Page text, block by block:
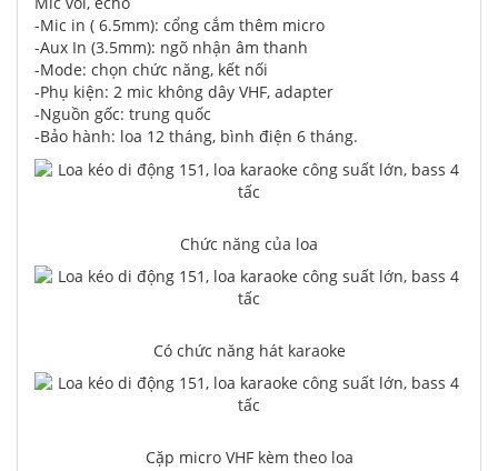
-Mic in ( 6.5mm): cổng cắm thêm micro
-Aux In (3.5mm): ngõ nhận âm thanh
-Mode: chọn chức năng, kết nối
-Phụ kiện: 2 mic không dây VHF, adapter
-Nguồn gốc: trung quốc
-Bảo hành: loa 12 tháng, bình điện 6 tháng.
Chức năng của loa
Có chức năng hát karaoke
Cặp micro VHF kèm theo loa